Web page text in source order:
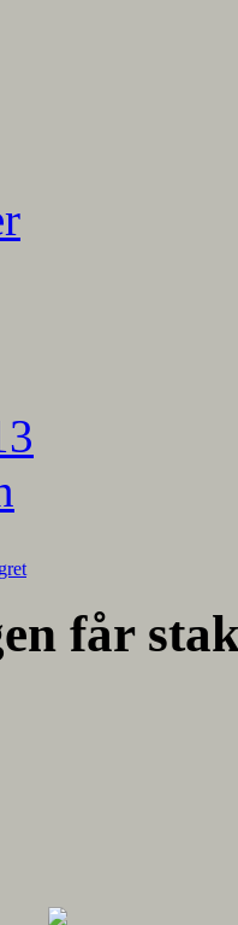
får